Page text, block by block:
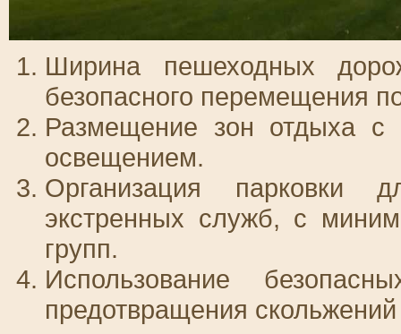
Ширина пешеходных
безопасного перемещения
Размещение зон отдыха с
освещением.
Организация парковки
экстренных служб, с
групп.
Использование
предотвращения